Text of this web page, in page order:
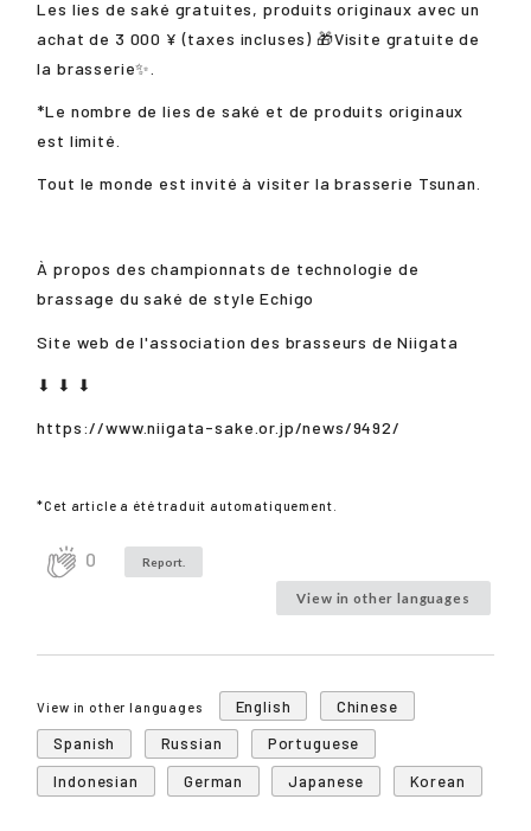
Les lies de saké gratuites, produits originaux avec un
achat de 3 000 ¥ (taxes incluses) 🎁Visite gratuite de
la brasserie✨.
*Le nombre de lies de saké et de produits originaux
est limité.
Tout le monde est invité à visiter la brasserie Tsunan.
À propos des championnats de technologie de
brassage du saké de style Echigo
Site web de l'association des brasseurs de Niigata
⬇ ⬇ ⬇
https://www.niigata-sake.or.jp/news/9492/
*Cet article a été traduit automatiquement.
0 Report.
View in other languages
View in other languages English
Chinese
Spanish
Russian
Portuguese
Indonesian
German Japanese Korean